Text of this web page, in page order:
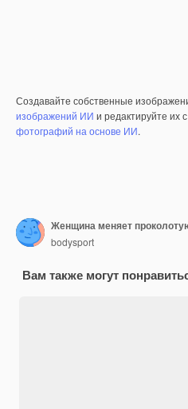
Создавайте собственные
изображений ИИ и редактируйте их
фотографий на основе ИИ.
bodysport
Вам также могут